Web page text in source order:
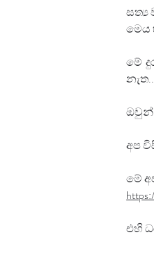
සත්‍ය
මෙය
මේ
නැත..
ඔවුන්
අප
මේ
එහි